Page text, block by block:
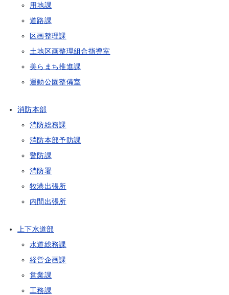
用地課
道路課
区画整理課
土地区画整理組合指導室
美らまち推進課
運動公園整備室
消防本部
消防総務課
消防本部予防課
警防課
消防署
牧港出張所
内間出張所
上下水道部
水道総務課
経営企画課
営業課
工務課